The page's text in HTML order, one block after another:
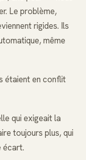
Le problème,
rigides. Ils
même
étaient en conflit
qui exigeait la
toujours plus, qui
écart.